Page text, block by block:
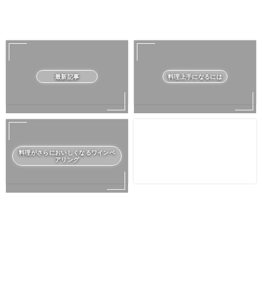
最新記事 料理上手になるには
料理がさらにおいしくなるワインペ
アリング